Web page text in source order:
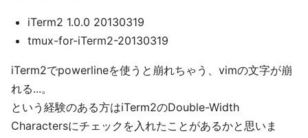
iTerm2 1.0.0 20130319
tmux-for-iTerm2-20130319
iTerm2でpowerlineを使うと崩れちゃう、vimの文字が崩
れる...。
という経験のある方はiTerm2のDouble-Width
Charactersにチェックを入れたことがあるかと思いま